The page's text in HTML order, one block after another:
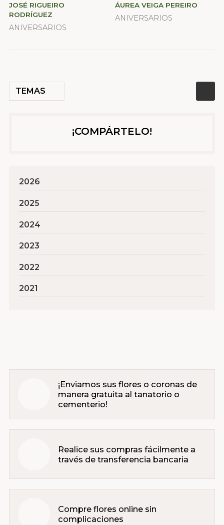
TEMAS
JOSÉ RIGUEIRO
RODRÍGUEZ
ANIVERSARIOS
ÁUREA VEIGA PEREIRO
ANIVERSARIOS
¡COMPÁRTELO!
2026
2025
2024
2023
2022
2021
¡Enviamos sus flores o coronas de
manera gratuita al tanatorio o
cementerio!
Realice sus compras fácilmente a
través de transferencia bancaria
Compre flores online sin
complicaciones